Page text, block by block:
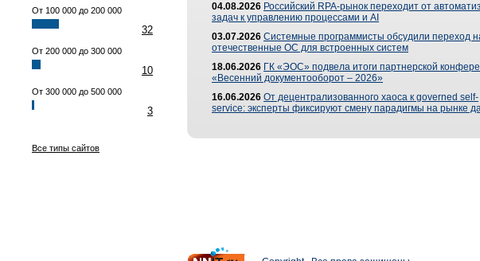
От 100 000 до 200 000
32
От 200 000 до 300 000
10
От 300 000 до 500 000
3
Все типы сайтов
04.08.2026 Российский RPA-рынок переходит от
задач к управлению процессами и AI
03.07.2026 Системные программисты обсудили переход
отечественные ОС для встроенных систем
18.06.2026 ГК «ЭОС» подвела итоги партнерской
«Весенний документооборот – 2026»
16.06.2026 От децентрализованного хаоса к governed self-
service: эксперты фиксируют смену парадигмы на рынке